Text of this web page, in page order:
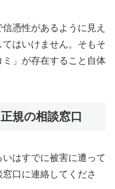
憑性があるように見え
はいけません。そもそ
」が存在すること自体
規の相談窓口
はすでに被害に遭って
口に連絡してくださ